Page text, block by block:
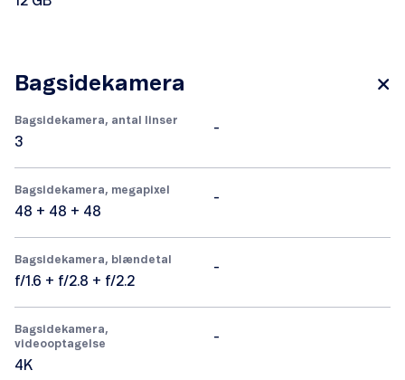
Bagsidekamera
Bagsidekamera, antal linser
3
-
Bagsidekamera, megapixel
48 + 48 + 48
-
Bagsidekamera, blændetal
f/1.6 + f/2.8 + f/2.2
-
Bagsidekamera,
videooptagelse
4K
-